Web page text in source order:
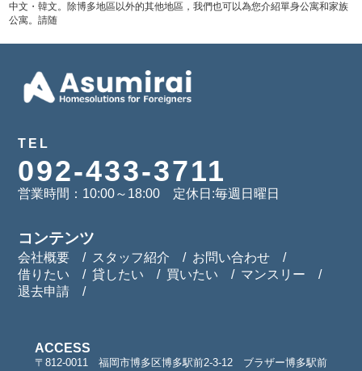
中文・韓文。除博多地區以外的其他地區，我們也可以為您介紹單身公寓和家族
公寓。請随
TEL
092-433-3711
営業時間：10:00～18:00 定休日:毎週日曜日
コンテンツ
会社概要 スタッフ紹介
お問い合わせ
借りたい
貸したい 買いたい
マンスリー
退去申請
ACCESS
〒812-0011 福岡市博多区博多駅前2-3-12 ブラザー博多駅前